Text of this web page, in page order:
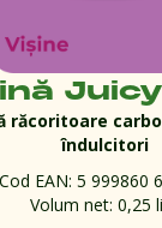
răcoritoare
îndulcitori
Cod EAN: 5 999860
Volum net: 0,25